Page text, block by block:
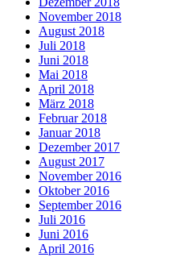
November 2018
August 2018
Juli 2018
Juni 2018
Mai 2018
April 2018
März 2018
Februar 2018
Januar 2018
Dezember 2017
August 2017
November 2016
Oktober 2016
September 2016
Juli 2016
Juni 2016
April 2016